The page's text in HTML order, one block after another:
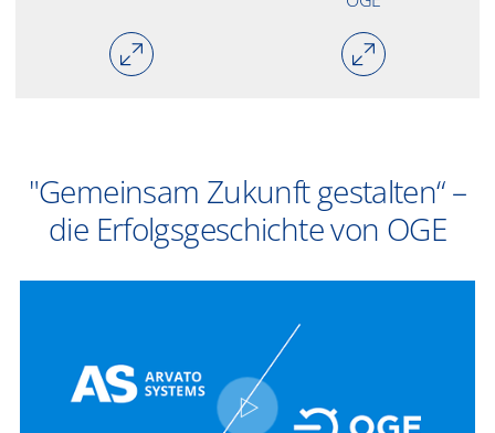
"Gemeinsam Zukunft gestalten“ –
die Erfolgsgeschichte von OGE